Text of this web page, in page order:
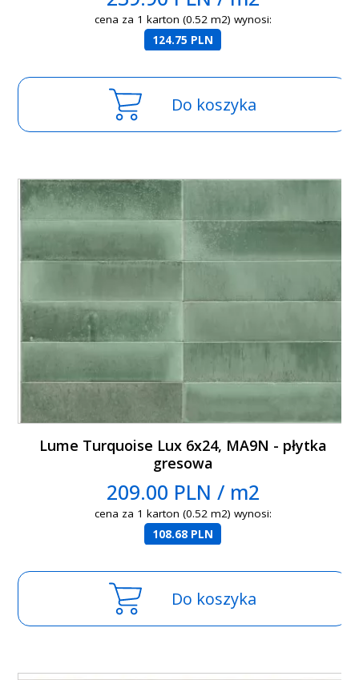
cena za 1 karton (0.52 m2) wynosi:
124.75 PLN
Do koszyka
Lume Turquoise Lux 6x24, MA9N - płytka
gresowa
209.00 PLN / m2
cena za 1 karton (0.52 m2) wynosi:
108.68 PLN
Do koszyka